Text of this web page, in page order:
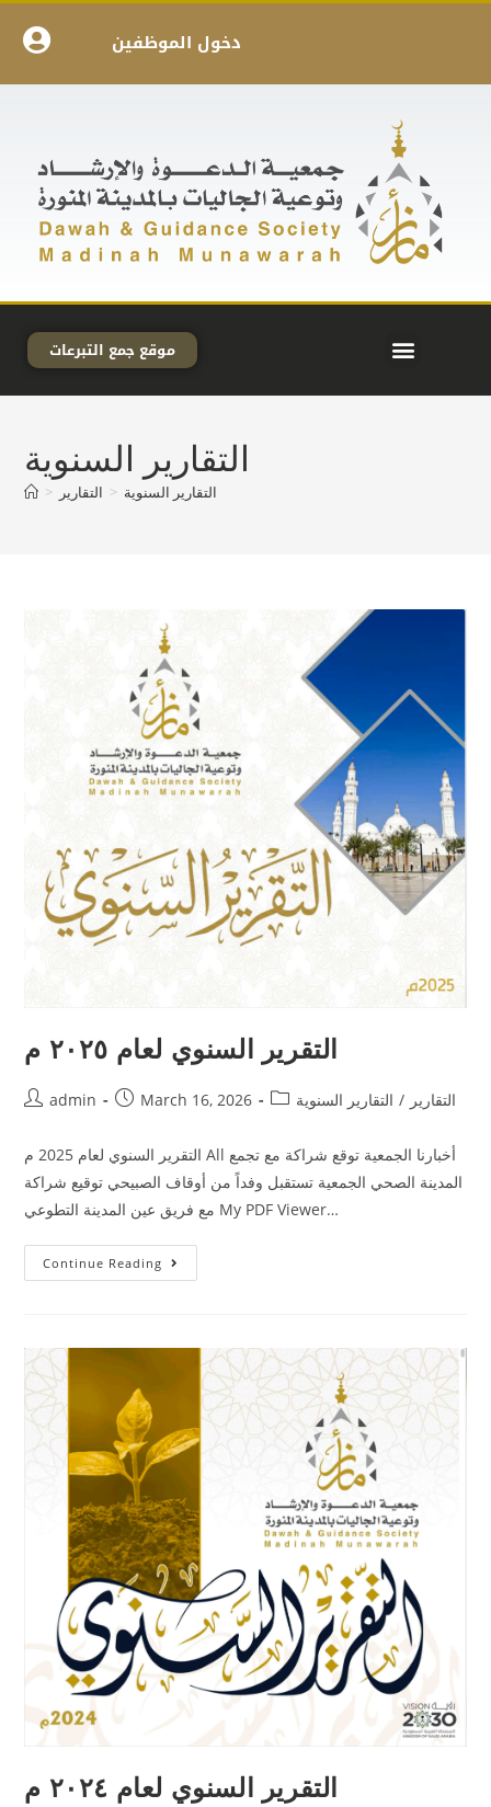
دخول الموظفين
موقع جمع التبرعات
التقارير السنوية
> التقارير > التقارير السنوية
التقرير السنوي لعام ٢٠٢٥ م
admin March 16, 2026 التقارير / التقارير السنوية
التقرير السنوي لعام 2025 م All أخبارنا الجمعية توقع شراكة مع تجمع
المدينة الصحي الجمعية تستقبل وفداً من أوقاف الصبيحي توقيع شراكة
مع فريق عين المدينة التطوعي My PDF Viewer…
Continue Reading
التقرير السنوي لعام ٢٠٢٤ م